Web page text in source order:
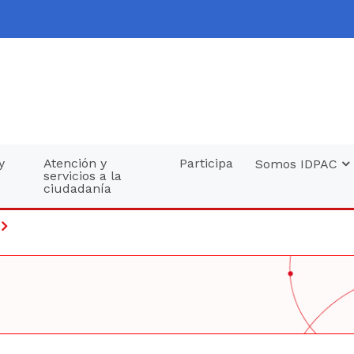
Atención y
servicios a la
ciudadanía
Participa Somos IDPAC